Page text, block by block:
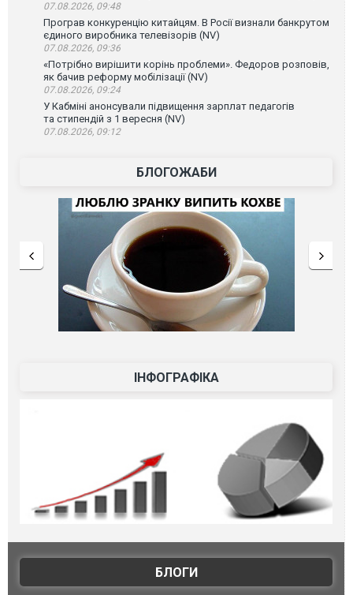
07.08.2026, 09:48
Програв конкуренцію китайцям. В Росії визнали банкрутом
єдиного виробника телевізорів (NV)
07.08.2026, 09:36
«Потрібно вирішити корінь проблеми». Федоров розповів,
як бачив реформу мобілізації (NV)
07.08.2026, 09:24
У Кабміні анонсували підвищення зарплат педагогів
та стипендій з 1 вересня (NV)
07.08.2026, 09:12
БЛОГОЖАБИ
ІНФОГРАФІКА
БЛОГИ